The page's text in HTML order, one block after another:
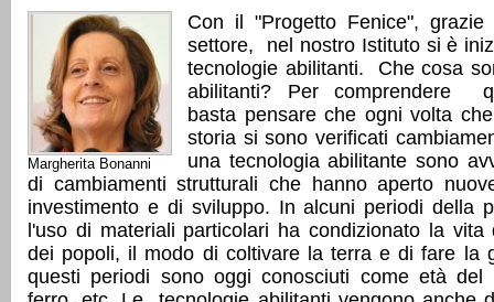
Margherita Bonanni
Con il "Progetto Fenice",
settore, nel nostro Istituto si è
tecnologie abilitanti. Che cosa
abilitanti? Per comprendere
basta pensare che ogni volta
storia si sono verificati
una tecnologia abilitante sono
di cambiamenti strutturali che hanno aperto
investimento e di sviluppo. In alcuni periodi della
l'uso di materiali particolari ha condizionato la vita
dei popoli, il modo di coltivare la terra e di fare la
questi periodi sono oggi conosciuti come età del